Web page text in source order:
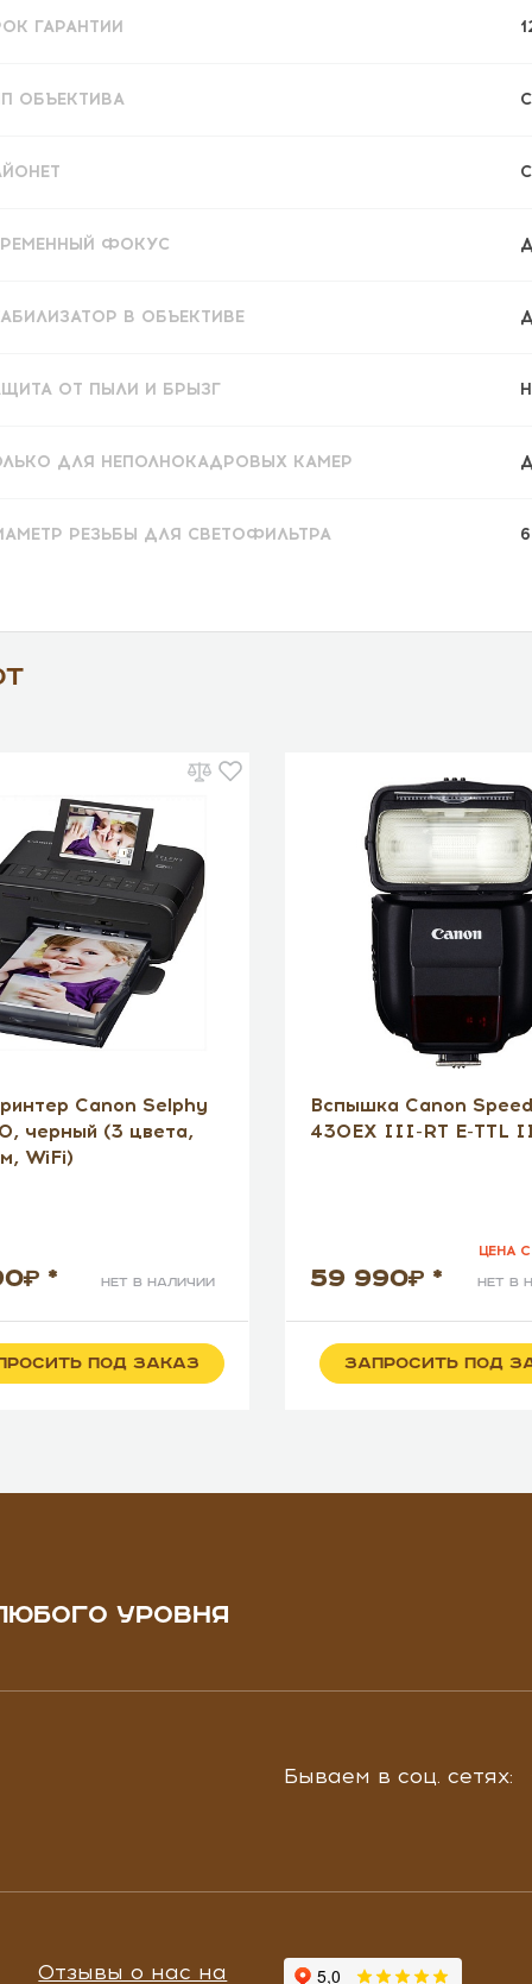
ГАРАНТИИ
ОБЪЕКТИВА
ФОКУС
В ОБЪЕКТИВЕ
ОТ ПЫЛИ И БРЫЗГ
ДЛЯ НЕПОЛНОКАДРОВЫХ КАМЕР
РЕЗЬБЫ ДЛЯ СВЕТОФИЛЬТРА
Canon Selphy
черный (3 цвета,
WiFi)
* нет в наличии
ПОД ЗАКАЗ
Вспышка Canon
430EX III-RT E-TTL
59 990 * нет в
ЦЕНА
ЗАПРОСИТЬ ПОД
УРОВНЯ
Бываем в соц. сетях:
Отзывы о нас на